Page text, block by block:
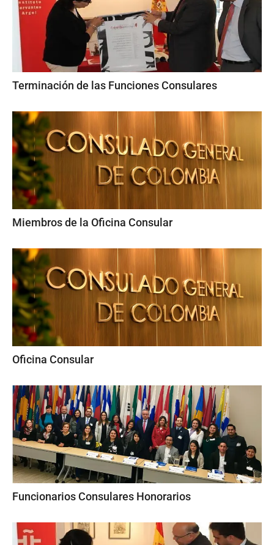
Terminación de las Funciones Consulares
Miembros de la Oficina Consular
Oficina Consular
Funcionarios Consulares Honorarios